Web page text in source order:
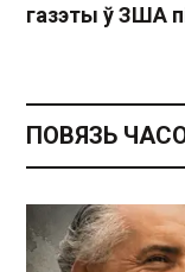
газэты ў ЗША
ПОВЯЗЬ